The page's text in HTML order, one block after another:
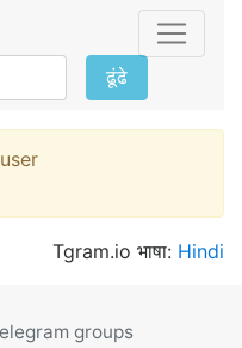
ढूंढे
Tgram.io भाषा: Hindi
groups